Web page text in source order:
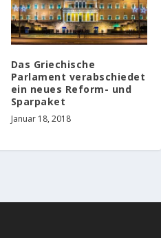
Das Griechische
Parlament verabschiedet
ein neues Reform- und
Sparpaket
Januar 18, 2018